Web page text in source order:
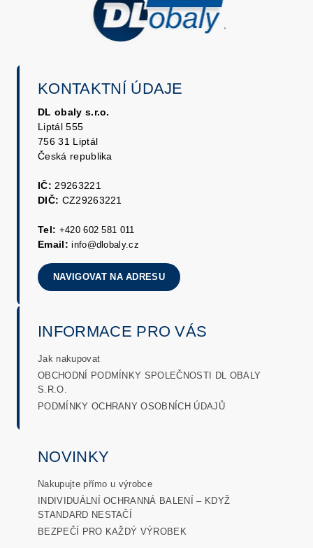
KONTAKTNÍ ÚDAJE
DL obaly s.r.o.
Liptál 555
756 31 Liptál
Česká republika
IČ: 29263221
DIČ: CZ29263221
Tel: +420 602 581 011
Email: info@dlobaly.cz
NAVIGOVAT NA ADRESU
INFORMACE PRO VÁS
Jak nakupovat
OBCHODNÍ PODMÍNKY SPOLEČNOSTI DL OBALY
S.R.O.
PODMÍNKY OCHRANY OSOBNÍCH ÚDAJŮ
NOVINKY
Nakupujte přímo u výrobce
INDIVIDUÁLNÍ OCHRANNÁ BALENÍ – KDYŽ
STANDARD NESTAČÍ
BEZPEČÍ PRO KAŽDÝ VÝROBEK